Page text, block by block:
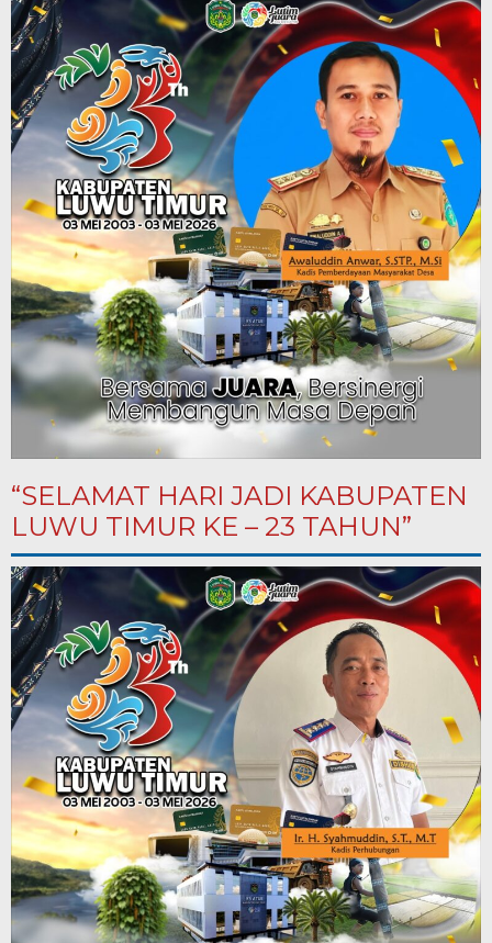
“SELAMAT HARI JADI KABUPATEN
LUWU TIMUR KE – 23 TAHUN”